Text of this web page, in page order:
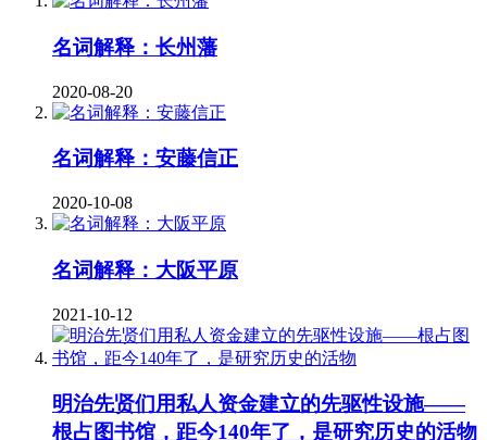
名词解释：长州藩
2020-08-20
名词解释：安藤信正
2020-10-08
名词解释：大阪平原
2021-10-12
明治先贤们用私人资金建立的先驱性设施——
根占图书馆，距今140年了，是研究历史的活物